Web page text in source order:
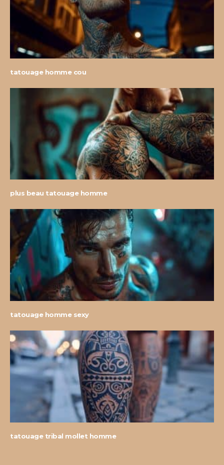
tatouage homme cou
plus beau tatouage homme
tatouage homme sexy
tatouage tribal mollet homme